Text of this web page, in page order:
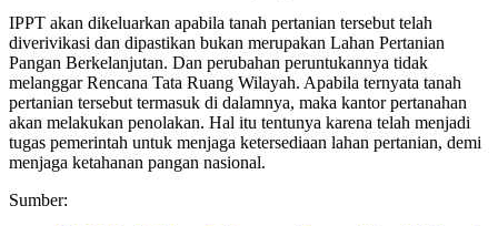
IPPT akan dikeluarkan apabila tanah pertanian tersebut telah
diverivikasi dan dipastikan bukan merupakan Lahan Pertanian
Pangan Berkelanjutan. Dan perubahan peruntukannya tidak
melanggar Rencana Tata Ruang Wilayah. Apabila ternyata tanah
pertanian tersebut termasuk di dalamnya, maka kantor pertanahan
akan melakukan penolakan. Hal itu tentunya karena telah menjadi
tugas pemerintah untuk menjaga ketersediaan lahan pertanian, demi
menjaga ketahanan pangan nasional.
Sumber: